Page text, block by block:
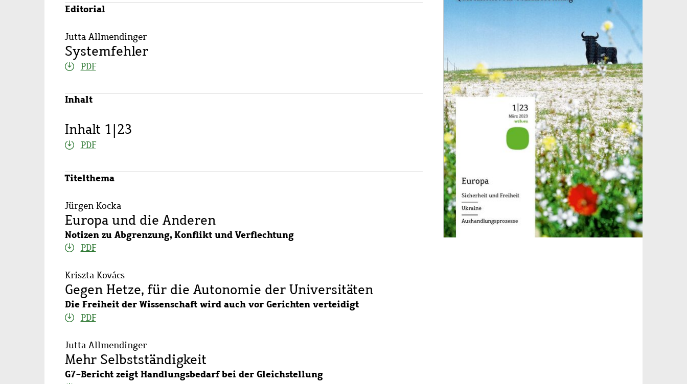
Editorial
Jutta Allmendinger
Systemfehler
PDF
Inhalt
Inhalt 1|23
PDF
Titelthema
Jürgen Kocka
Europa und die Anderen
Notizen zu Abgrenzung, Konflikt und Verflechtung
PDF
Kriszta Kovács
Gegen Hetze, für die Autonomie der Universitäten
Die Freiheit der Wissenschaft wird auch vor Gerichten verteidigt
PDF
Jutta Allmendinger
Mehr Selbstständigkeit
G7-Bericht zeigt Handlungsbedarf bei der Gleichstellung